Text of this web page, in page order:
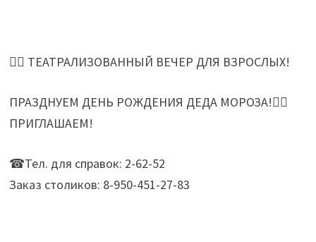
👉🏻 ТЕАТРАЛИЗОВАННЫЙ ВЕЧЕР ДЛЯ ВЗРОСЛЫХ!
ПРАЗДНУЕМ ДЕНЬ РОЖДЕНИЯ ДЕДА МОРОЗА!👍🏻
ПРИГЛАШАЕМ!
☎Тел. для справок: 2-62-52
Заказ столиков: 8-950-451-27-83